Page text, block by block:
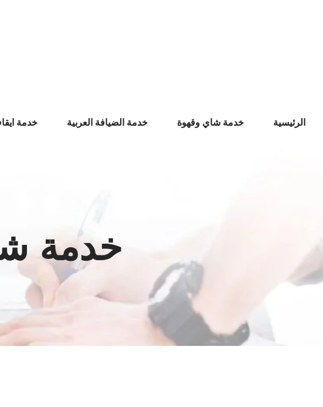
الرئيسية خدمة شاي وقهوة خدمة الضيافة العربية خدمة
خدمة